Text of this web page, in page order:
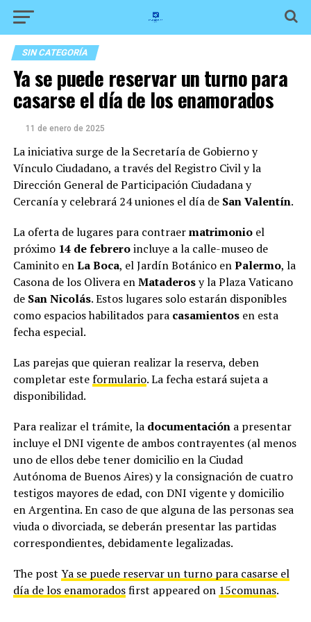
SIN CATEGORÍA
Ya se puede reservar un turno para
casarse el día de los enamorados
11 de enero de 2025
La iniciativa surge de la Secretaría de Gobierno y
Vínculo Ciudadano, a través del Registro Civil y la
Dirección General de Participación Ciudadana y
Cercanía y celebrará 24 uniones el día de San Valentín.
La oferta de lugares para contraermatrimonioel
próximo 14 de febreroincluye a la calle-museo de
Caminito enLa Boca, el Jardín Botánico enPalermo, la
Casona de los Olivera enMataderosy la Plaza Vaticano
de San Nicolás. Estos lugares solo estarán disponibles
como espacios habilitados para casamientosen esta
fecha especial.
Las parejas que quieran realizar la reserva, deben
completar esteformulario. La fecha estará sujeta a
disponibilidad.
Para realizar el trámite, la documentacióna presentar
incluye el DNI vigente de ambos contrayentes (al menos
uno de ellos debe tener domicilio en la Ciudad
Autónoma de Buenos Aires) y la consignación de cuatro
testigos mayores de edad, con DNI vigente y domicilio
en Argentina. En caso de que alguna de las personas sea
viuda o divorciada, se deberán presentar las partidas
correspondientes, debidamente legalizadas.
The post Ya se puede reservar un turno para casarse el
día de los enamoradosfirst appeared on 15comunas.